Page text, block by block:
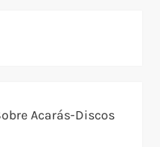
Acarás-Discos